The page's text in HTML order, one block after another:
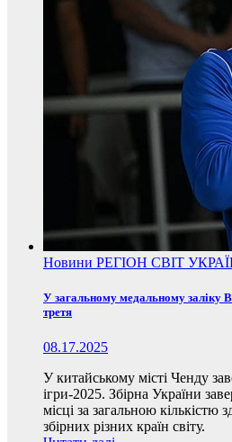
Новини РЕГІОН СВІТ
У загальному медальному заліку
третя
08.17.2025
У китайському місті Ченду
ігри-2025. Збірна України
місці за загальною кількістю
збірних різних країн світу.